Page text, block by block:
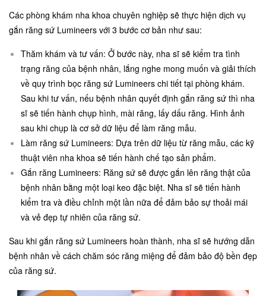
Các phòng khám nha khoa chuyên nghiệp sẽ thực hiện dịch vụ
gắn răng sứ Lumineers với 3 bước cơ bản như sau:
Thăm khám và tư vấn: Ở bước này, nha sĩ sẽ kiểm tra tình
trạng răng của bệnh nhân, lắng nghe mong muốn và giải thích
về quy trình bọc răng sứ Lumineers chi tiết tại phòng khám.
Sau khi tư vấn, nếu bệnh nhân quyết định gắn răng sứ thì nha
sĩ sẽ tiến hành chụp hình, mài răng, lấy dấu răng. Hình ảnh
sau khi chụp là cơ sở dữ liệu để làm răng mẫu.
Làm răng sứ Lumineers: Dựa trên dữ liệu từ răng mẫu, các kỹ
thuật viên nha khoa sẽ tiến hành chế tạo sản phẩm.
Gắn răng Lumineers: Răng sứ sẽ được gắn lên răng thật của
bệnh nhân bằng một loại keo đặc biệt. Nha sĩ sẽ tiến hành
kiểm tra và điều chỉnh một lần nữa để đảm bảo sự thoải mái
và vẻ đẹp tự nhiên của răng sứ.
Sau khi gắn răng sứ Lumineers hoàn thành, nha sĩ sẽ hướng dẫn
bệnh nhân về cách chăm sóc răng miệng để đảm bảo độ bền đẹp
của răng sứ.